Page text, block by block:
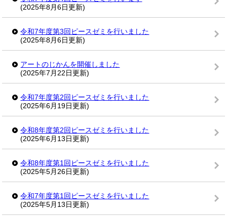
(2025年8月6日更新)
令和7年度第3回ピースゼミを行いました
(2025年8月6日更新)
アートのじかんを開催しました
(2025年7月22日更新)
令和7年度第2回ピースゼミを行いました
(2025年6月19日更新)
令和8年度第2回ピースゼミを行いました
(2025年6月13日更新)
令和8年度第1回ピースゼミを行いました
(2025年5月26日更新)
令和7年度第1回ピースゼミを行いました
(2025年5月13日更新)